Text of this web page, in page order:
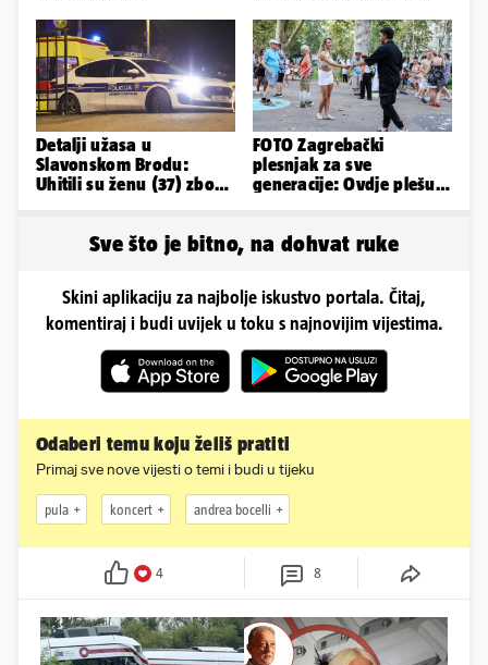
Gospića
Detalji užasa u
Slavonskom Brodu:
Uhitili su ženu (37) zbog
FOTO Zagrebački
plesnjak za sve
generacije: Ovdje plešu
Sve što je bitno, na dohvat ruke
Skini aplikaciju za najbolje iskustvo portala. Čitaj,
komentiraj i budi uvijek u toku s najnovijim vijestima.
Odaberi temu koju želiš pratiti
Primaj sve nove vijesti o temi i budi u tijeku
pula koncert andrea bocelli
4 8